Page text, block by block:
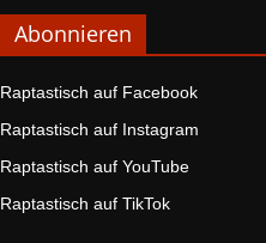
Abonnieren
Raptastisch auf Facebook
Raptastisch auf Instagram
Raptastisch auf YouTube
Raptastisch auf TikTok